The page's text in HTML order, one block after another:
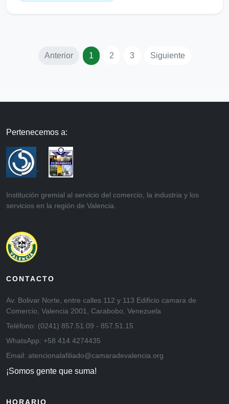
Anterior 1 2 3 Siguiente
Pertenecemos a:
Institución gremial al servicio del comercio, la industria y los
servicios en la región de Valencia.
CONTACTO
Av. Bolivar Norte, entre calles 112 y 113 Edificio camara de
Comercio, Valencia 2001, Carabobo, Venezuela
Teléfono: (0241) 857.51.09 - 857.51.15
WhatsApp: +58 414 4274435
Email: atencionalafiliado@camaradevalencia.org
¡Somos gente que suma!
HORARIO